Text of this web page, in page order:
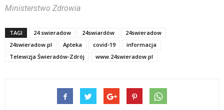
Ministerstwo Zdrowia
TAGI 24 swieradow 24swiardów
24swieradow
24swieradow.pl
Apteka covid-19
informacja
Telewizja Świeradów-Zdrój
www.24swieradow.pl